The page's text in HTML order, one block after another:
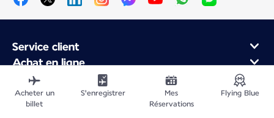
Service client
Achat en ligne
Programme de fidélité et partenaires
À propos d'Air France
Application Mobile Air France
Acheter un
billet
S'enregistrer
Mes
Réservations
Flying Blue